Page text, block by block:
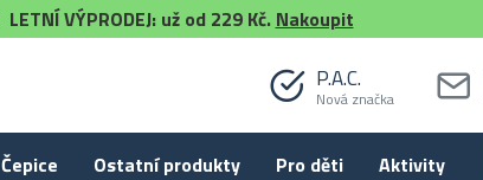
LETNÍ VÝPRODEJ: už od 229 Kč. Nakoupit
P.A.C.
Nová značka
Čepice Ostatní produkty Pro děti Aktivity